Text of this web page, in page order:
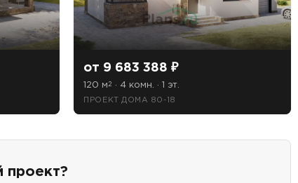
от 9 683 388 ₽
120 м2 · 4 комн. · 1 эт.
ПРОЕКТ ДОМА 80-18